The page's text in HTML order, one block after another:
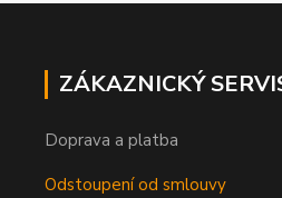
ZÁKAZNICKÝ
Doprava a platba
Odstoupení od smlouvy